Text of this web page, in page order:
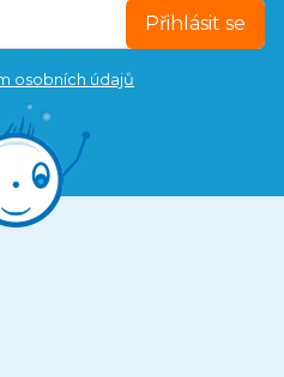
Přihlásit se
osobních údajů